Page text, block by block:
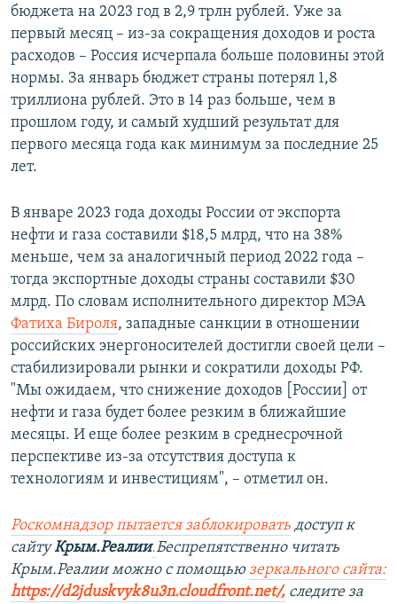
бюджета на 2023 год в 2,9 трлн рублей. Уже за
первый месяц – из-за сокращения доходов и роста
расходов – Россия исчерпала больше половины этой
нормы. За январь бюджет страны потерял 1,8
триллиона рублей. Это в 14 раз больше, чем в
прошлом году, и самый худший результат для
первого месяца года как минимум за последние 25
лет.
В январе 2023 года доходы России от экспорта
нефти и газа составили $18,5 млрд, что на 38%
меньше, чем за аналогичный период 2022 года –
тогда экспортные доходы страны составили $30
млрд. По словам исполнительного директор МЭА
Фатиха Бироля, западные санкции в отношении
российских энергоносителей достигли своей цели –
стабилизировали рынки и сократили доходы РФ.
"Мы ожидаем, что снижение доходов [России] от
нефти и газа будет более резким в ближайшие
месяцы. И еще более резким в среднесрочной
перспективе из-за отсутствия доступа к
технологиям и инвестициям", – отметил он.
Роскомнадзор пытается заблокировать доступ к
сайтуКрым.Реалии.Беспрепятственно читать
Крым.Реалии можно с помощью зеркального сайта:
https://d2jduskvyk8u3n.cloudfront.net/, следите за